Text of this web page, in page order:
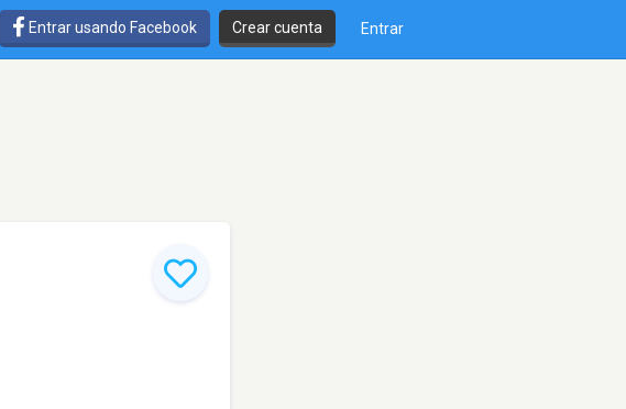
Entrar usando Facebook Crear cuenta Entrar